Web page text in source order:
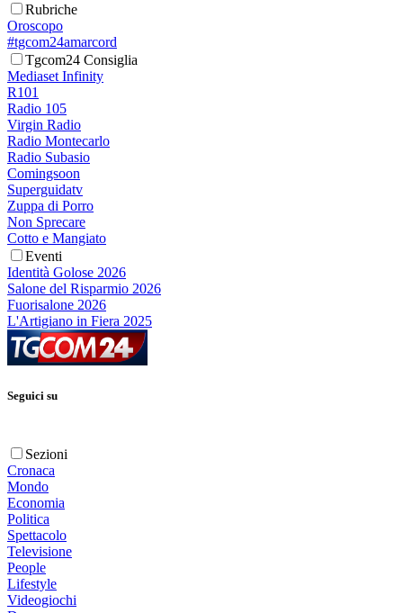
Rubriche
Oroscopo
#tgcom24amarcord
Tgcom24 Consiglia
Mediaset Infinity
R101
Radio 105
Virgin Radio
Radio Montecarlo
Radio Subasio
Comingsoon
Superguidatv
Zuppa di Porro
Non Sprecare
Cotto e Mangiato
Eventi
Identità Golose 2026
Salone del Risparmio 2026
Fuorisalone 2026
L'Artigiano in Fiera 2025
Seguici su
Sezioni
Cronaca
Mondo
Economia
Politica
Spettacolo
Televisione
People
Lifestyle
Videogiochi